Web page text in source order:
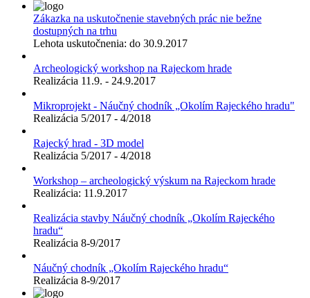
Zákazka na uskutočnenie stavebných prác nie bežne
dostupných na trhu
Lehota uskutočnenia: do 30.9.2017
Archeologický workshop na Rajeckom hrade
Realizácia 11.9. - 24.9.2017
Mikroprojekt - Náučný chodník „Okolím Rajeckého hradu"
Realizácia 5/2017 - 4/2018
Rajecký hrad - 3D model
Realizácia 5/2017 - 4/2018
Workshop – archeologický výskum na Rajeckom hrade
Realizácia: 11.9.2017
Realizácia stavby Náučný chodník „Okolím Rajeckého
hradu“
Realizácia 8-9/2017
Náučný chodník „Okolím Rajeckého hradu“
Realizácia 8-9/2017